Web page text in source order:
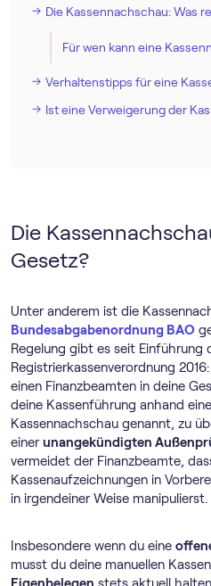
Die Kassennachschau: Was
Für wen kann eine
Verhaltenstipps für eine
Ist eine Verweigerung der
Die
Gesetz?
Unter anderem ist die
Bundesabgabenordnung BAO
Regelung gibt es seit Einführung
Registrierkassenverordnung
einen Finanzbeamten in deine
deine Kassenführung anhand
Kassennachschau genannt, zu
einerunangekündigten
vermeidet der Finanzbeamte,
Kassenaufzeichnungen in
in irgendeiner Weise manipulierst.
Insbesondere wenn du eine
musst du deine manuellen